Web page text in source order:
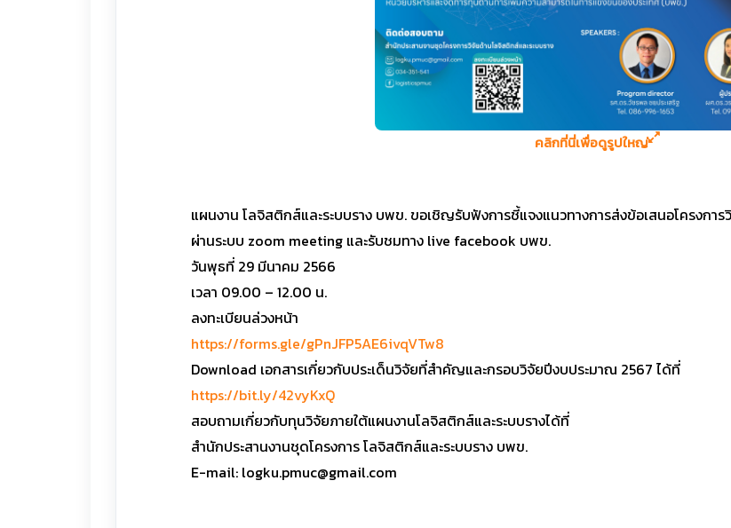
คลิกที่นี่เพื่อดูรูปใหญ่
แผนงาน โลจิสติกส์และระบบราง บพข. ขอเชิญรับฟังการชี้แจงแนวทางการส่งข้อเสนอโครงกา
ผ่านระบบ zoom meeting และรับชมทาง live facebook บพข.
วันพุธที่ 29 มีนาคม 2566
เวลา 09.00 – 12.00 น.
ลงทะเบียนล่วงหน้า
https://forms.gle/gPnJFP5AE6ivqVTw8
Download เอกสารเกี่ยวกับประเด็นวิจัยที่สำคัญและกรอบวิจัยปีงบประมาณ 2567 ได้ที่
https://bit.ly/42vyKxQ
สอบถามเกี่ยวกับทุนวิจัยภายใต้แผนงานโลจิสติกส์และระบบรางได้ที่
สำนักประสานงานชุดโครงการ โลจิสติกส์และระบบราง บพข.
E-mail: logku.pmuc@gmail.com